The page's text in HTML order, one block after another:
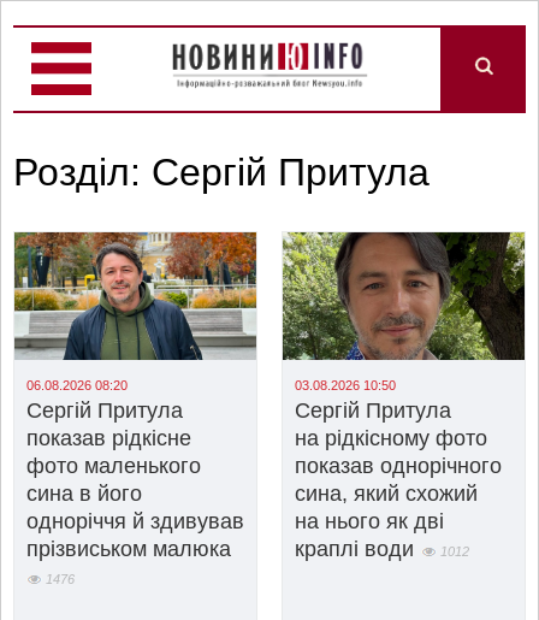
Розділ: Сергій Притула
06.08.2026 08:20
Сергій Притула
показав рідкісне
фото маленького
сина в його
одноріччя й здивував
прізвиськом малюка
1476
03.08.2026 10:50
Сергій Притула
на рідкісному фото
показав однорічного
сина, який схожий
на нього як дві
краплі води
1012